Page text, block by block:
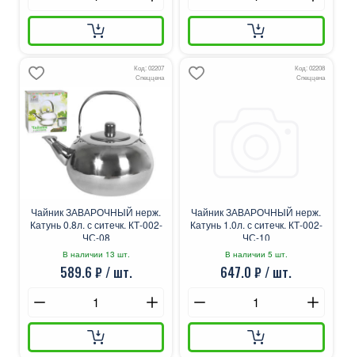
Код: 02207
Спеццена
Чайник ЗАВАРОЧНЫЙ нерж.
Катунь 0.8л. с ситечк. КТ-002-
ЧС-08
В наличии 13 шт.
589.6 ₽ / шт.
Код: 02208
Спеццена
Чайник ЗАВАРОЧНЫЙ нерж.
Катунь 1.0л. с ситечк. КТ-002-
ЧС-10
В наличии 5 шт.
647.0 ₽ / шт.